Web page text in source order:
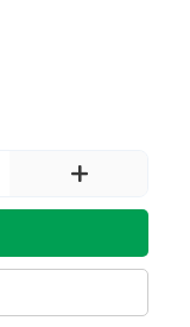
+